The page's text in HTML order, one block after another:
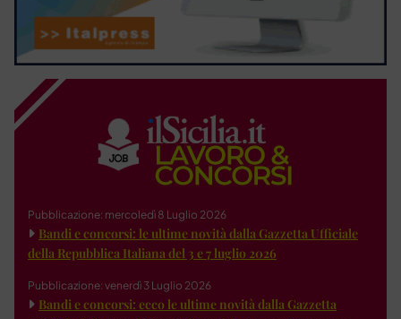
Pubblicazione: mercoledì 8 Luglio 2026
Bandi e concorsi: le ultime novità dalla Gazzetta Ufficiale
della Repubblica Italiana del 3 e 7 luglio 2026
Pubblicazione: venerdì 3 Luglio 2026
Bandi e concorsi: ecco le ultime novità dalla Gazzetta